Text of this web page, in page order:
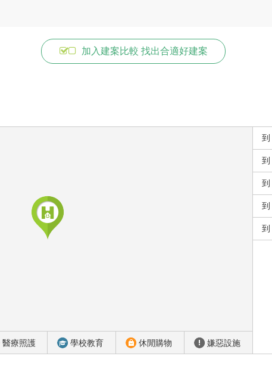
加入建案比較 找出合適好建案
醫療照護 學校教育 休閒購物 嫌惡設施
到
到
到
到
到